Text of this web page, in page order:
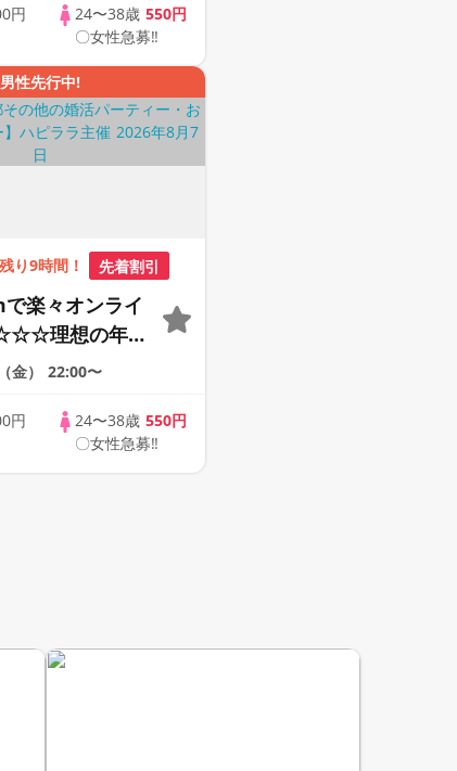
イン婚活☆全国
司会進行あり♪♪
円
24〜38歳 550円
〇女性急募‼
男性先行中!
り9時間！ 先着割引
楽々オンライ
理想の年の
・・・素敵な
イン婚活☆全国
司会進行あり♪♪
金） 22:00〜
円
24〜38歳 550円
〇女性急募‼